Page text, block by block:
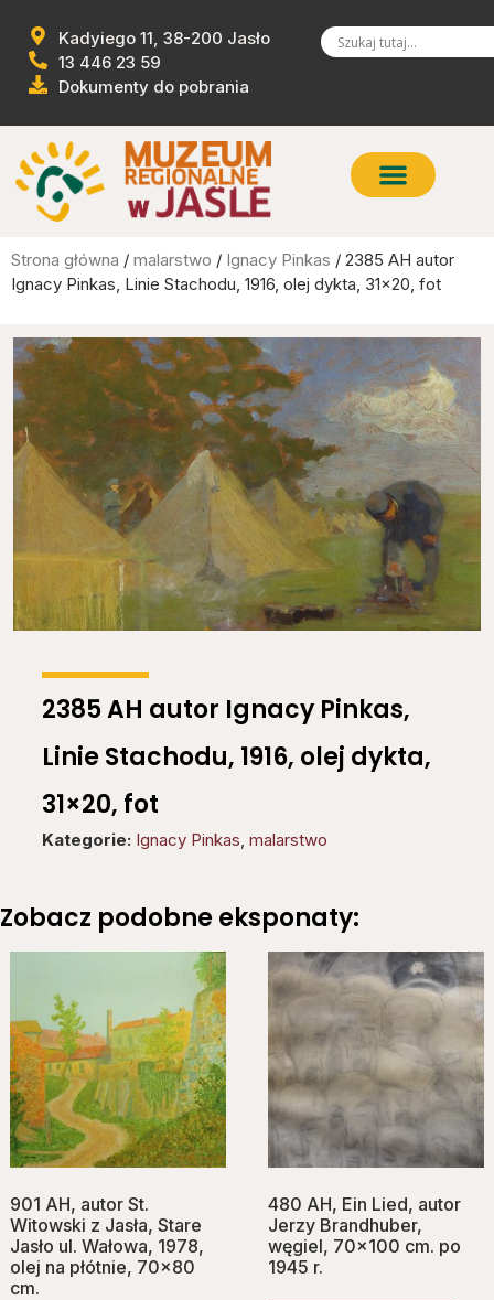
Kadyiego 11, 38-200 Jasło
13 446 23 59
Dokumenty do pobrania
Strona główna / malarstwo / Ignacy Pinkas / 2385 AH autor
Ignacy Pinkas, Linie Stachodu, 1916, olej dykta, 31×20, fot
2385 AH autor Ignacy Pinkas,
Linie Stachodu, 1916, olej dykta,
31×20, fot
Kategorie: Ignacy Pinkas malarstwo
Zobacz podobne eksponaty:
901 AH, autor St.
Witowski z Jasła, Stare
Jasło ul. Wałowa, 1978,
olej na płótnie, 70×80
cm.
480 AH, Ein Lied, autor
Jerzy Brandhuber,
węgiel, 70×100 cm. po
1945 r.